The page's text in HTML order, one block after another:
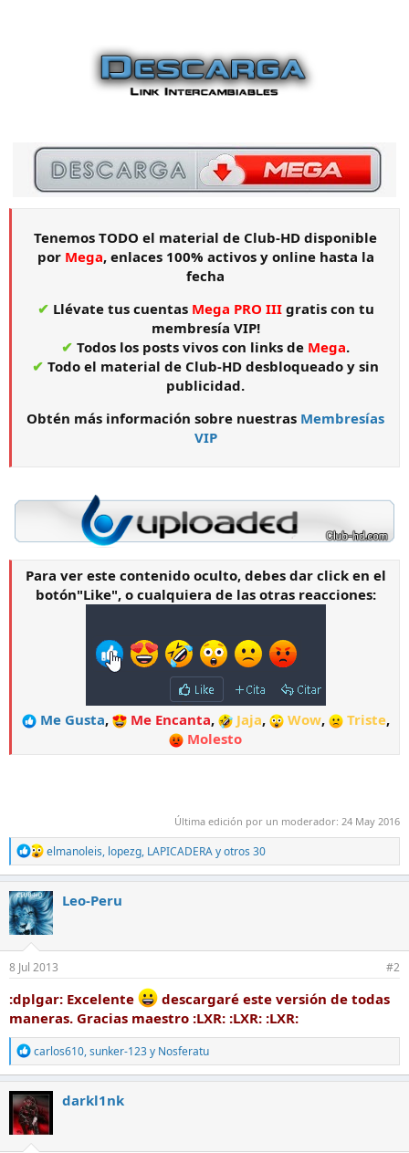
Tenemos TODO el material de Club-HD disponible
por Mega, enlaces 100% activos y online hasta la
fecha
✔ Llévate tus cuentas Mega PRO IIIgratis con tu
membresía VIP!
✔ Todos los posts vivos con links de Mega.
✔ Todo el material de Club-HD desbloqueado y sin
publicidad.
Obtén más información sobre nuestras Membresías
VIP
Para ver este contenido oculto, debes dar click en el
botón"Like", o cualquiera de las otras reacciones:
Me Gusta, Me Encanta, Jaja, Wow, Triste,
Molesto
Última edición por un moderador: 24 May 2016
R
e
a
c
c
i
o
n
e
s
:
elmanoleis, lopezg, LAPICADERAy otros 30
Leo-Peru
8 Jul 2013 #2
:dplgar: Excelente
descargaré este versión de todas
maneras. Gracias maestro :LXR: :LXR: :LXR:
R
e
a
c
c
i
o
carlos610,sunker-123y Nosferatu
darkl1nk